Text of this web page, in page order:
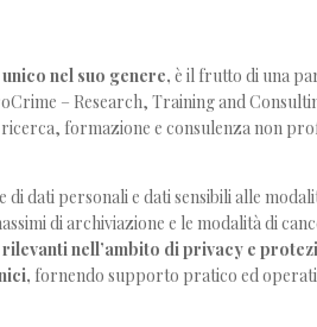
nel suo genere, è il frutto di una
– Research, Training and
formazione e consulenza non
di dati personali e dati sensibili alle
di archiviazione e le modalità di
nell’ambito di privacy e
fornendo supporto pratico ed